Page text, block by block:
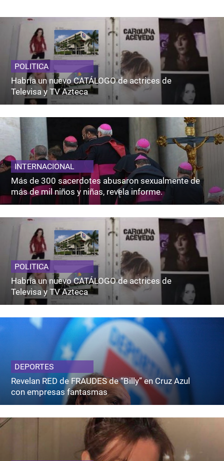
POLITICA
Habría un nuevo CATÁLOGO de actrices de
Televisa y TV Azteca
INTERNACIONAL
Más de 300 sacerdotes abusaron sexualmente de
más de mil niños y niñas, revela informe.
POLITICA
Habría un nuevo CATÁLOGO de actrices de
Televisa y TV Azteca
DEPORTES
Revelan RED de FRAUDES de “Billy” en Cruz Azul
con empresas fantasmas